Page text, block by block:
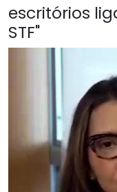
escritórios
STF"